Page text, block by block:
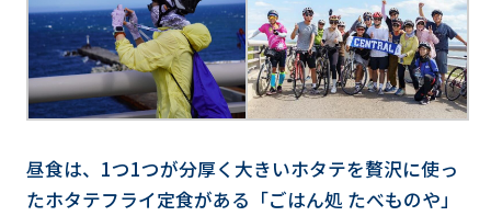
昼食は、1つ1つが分厚く大きいホタテを贅沢に使っ
たホタテフライ定食がある「ごはん処 たべものや」